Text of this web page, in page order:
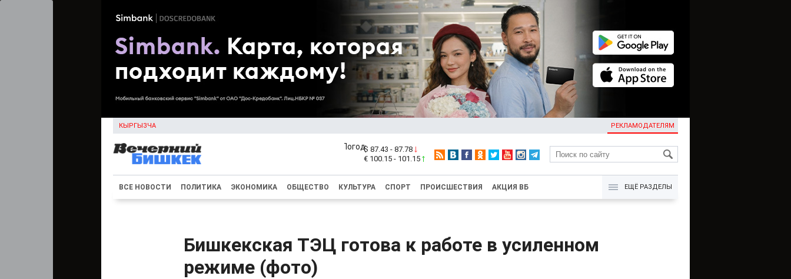
КЫРГЫЗЧА РЕКЛАМОДАТЕЛЯМ
KG
$ 87.43 - 87.78
€ 100.15 - 101.15
ВСЕ НОВОСТИ ПОЛИТИКА ЭКОНОМИКА ОБЩЕСТВО КУЛЬТУРА СПОРТ ПРОИСШЕСТВИЯ АКЦИЯ ВБ ЕЩЁ РАЗДЕЛЫ
Бишкекская ТЭЦ готова к работе в усиленном
режиме (фото)